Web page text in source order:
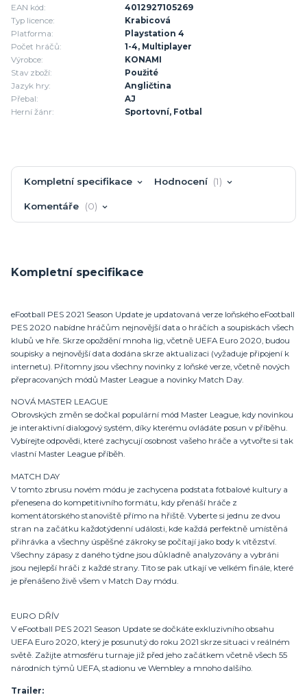
EAN kód:
4012927105269
Typ licence:
Krabicová
Platforma:
Playstation 4
Počet hráčů:
1-4, Multiplayer
Výrobce:
KONAMI
Stav zboží:
Použité
Jazyk hry:
Angličtina
Přebal:
AJ
Herní žánr:
Sportovní, Fotbal
Kompletní specifikace Hodnocení 1
Komentáře 0
Kompletní specifikace
eFootball PES 2021 Season Update je updatovaná verze loňského eFootball
PES 2020 nabídne hráčům nejnovější data o hráčích a soupiskách všech
klubů ve hře. Skrze opoždění mnoha lig, včetně UEFA Euro 2020, budou
soupisky a nejnovější data dodána skrze aktualizaci (vyžaduje připojení k
internetu). Přítomny jsou všechny novinky z loňské verze, včetně nových
přepracovaných módů Master League a novinky Match Day.
NOVÁ MASTER LEAGUE
Obrovských změn se dočkal populární mód Master League, kdy novinkou
je interaktivní dialogový systém, díky kterému ovládáte posun v příběhu.
Vybírejte odpovědi, které zachycují osobnost vašeho hráče a vytvořte si tak
vlastní Master League příběh.
MATCH DAY
V tomto zbrusu novém módu je zachycena podstata fotbalové kultury a
přenesena do kompetitivního formátu, kdy přenáší hráče z
komentátorského stanoviště přímo na hřiště. Vyberte si jednu ze dvou
stran na začátku každotýdenní události, kde každá perfektně umístěná
přihrávka a všechny úspěšné zákroky se počítají jako body k vítězství.
Všechny zápasy z daného týdne jsou důkladně analyzovány a vybráni
jsou nejlepší hráči z každé strany. Tito se pak utkají ve velkém finále, které
je přenášeno živě všem v Match Day módu.
EURO DŘÍV
V eFootball PES 2021 Season Update se dočkáte exkluzivního obsahu
UEFA Euro 2020, který je posunutý do roku 2021 skrze situaci v reálném
světě. Zažijte atmosféru turnaje již před jeho začátkem včetně všech 55
národních týmů UEFA, stadionu ve Wembley a mnoho dalšího.
Trailer: